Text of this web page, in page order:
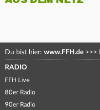
Du bist hier: www.FFH.de >>>
RADIO
FFH Live
80er Radio
90er Radio